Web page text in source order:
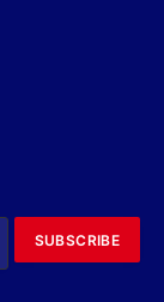
SUBSCRIBE